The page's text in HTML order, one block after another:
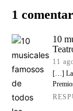
1
10
11
[…] La